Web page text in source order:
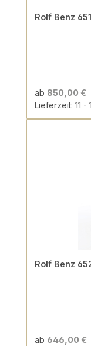
Rolf Benz
ab 850,00 €
Lieferzeit: 11 -
Rolf Benz
ab 646,00 €